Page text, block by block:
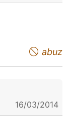
abuz
16/03/2014